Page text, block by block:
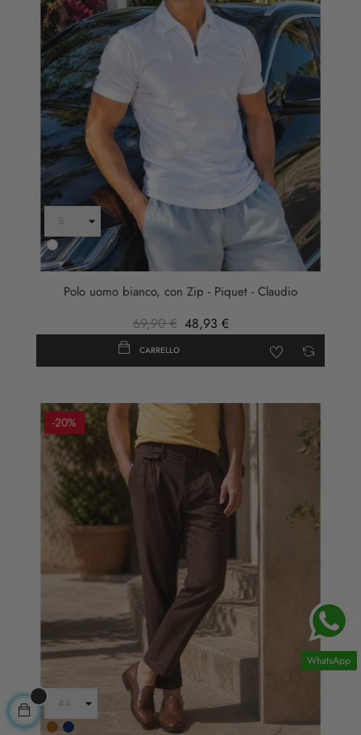
Bianco
Polo uomo bianco, con Zip - Piquet - Claudio
69,90 € 48,93 €
CARRELLO
-20%
Marrone
Blu
WhatsApp